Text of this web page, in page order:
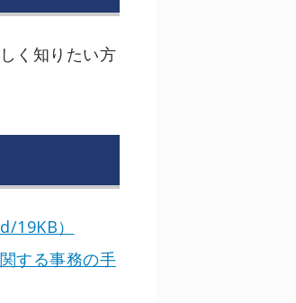
く知りたい方
19KB）
する事務の手